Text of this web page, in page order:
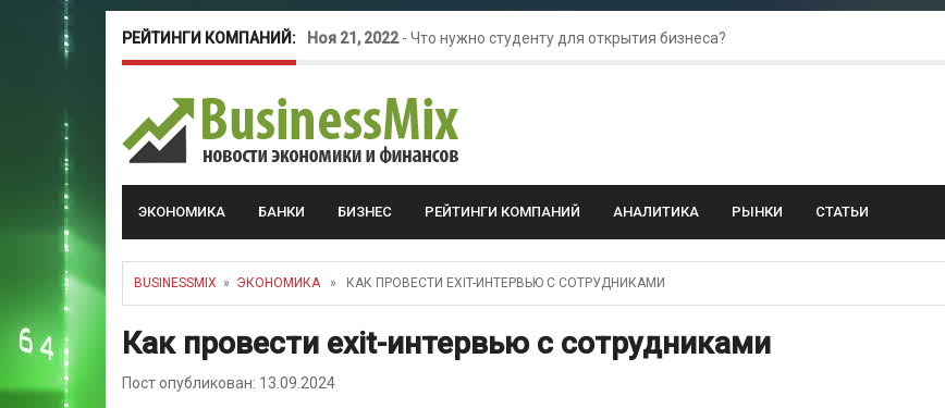
РЕЙТИНГИ КОМПАНИЙ: Ноя 21, 2022- Что нужно студенту для открытия бизнеса?
Май 16, 2022-Курсовые колебания: как защитить свой бизнес?
ЭКОНОМИКА БАНКИ БИЗНЕС РЕЙТИНГИ КОМПАНИЙ АНАЛИТИКА РЫНКИ СТАТЬИ
BUSINESSMIX » ЭКОНОМИКА» КАК ПРОВЕСТИ EXIT-ИНТЕРВЬЮ С СОТРУДНИКАМИ
Как провести exit-интервью с сотрудниками
Пост опубликован: 13.09.2024